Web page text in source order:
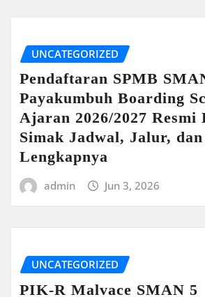
UNCATEGORIZED
Pendaftaran SPMB
Payakumbuh Boarding
Ajaran 2026/2027 Resmi
Simak Jadwal, Jalur,
Lengkapnya
admin Jun 3, 2026
UNCATEGORIZED
PIK-R Malvace SMAN 5